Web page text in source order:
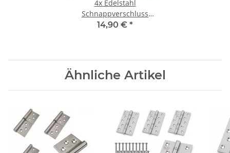
4x Edelstahl
Schnappverschluss
abschließbar 55 mm
14,90 € *
Ähnliche Artikel